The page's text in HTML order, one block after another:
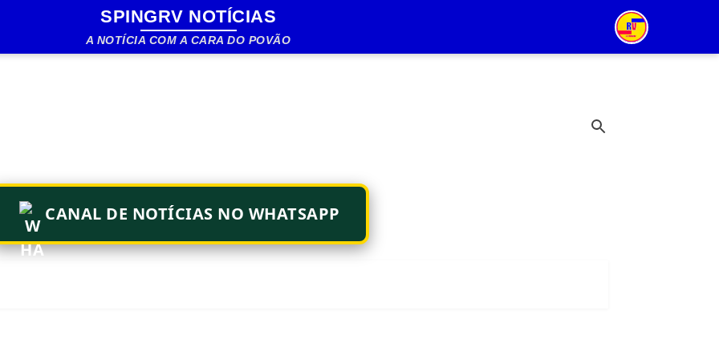
Pular para o conteúdo principal
SPINGRV NOTÍCIAS
A NOTÍCIA COM A CARA DO POVÃO
CANAL DE NOTÍCIAS NO WHATSAPP